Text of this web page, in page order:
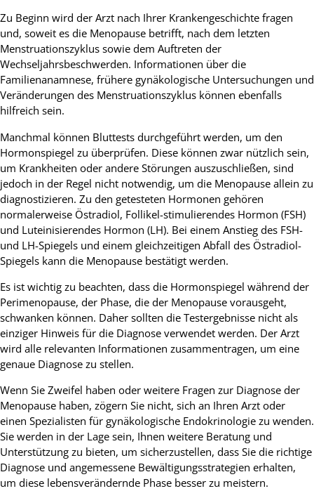
Zu Beginn wird der Arzt nach Ihrer Krankengeschichte fragen
und, soweit es die Menopause betrifft, nach dem letzten
Menstruationszyklus sowie dem Auftreten der
Wechseljahrsbeschwerden. Informationen über die
Familienanamnese, frühere gynäkologische Untersuchungen und
Veränderungen des Menstruationszyklus können ebenfalls
hilfreich sein.
Manchmal können Bluttests durchgeführt werden, um den
Hormonspiegel zu überprüfen. Diese können zwar nützlich sein,
um Krankheiten oder andere Störungen auszuschließen, sind
jedoch in der Regel nicht notwendig, um die Menopause allein zu
diagnostizieren. Zu den getesteten Hormonen gehören
normalerweise Östradiol, Follikel-stimulierendes Hormon (FSH)
und Luteinisierendes Hormon (LH). Bei einem Anstieg des FSH-
und LH-Spiegels und einem gleichzeitigen Abfall des Östradiol-
Spiegels kann die Menopause bestätigt werden.
Es ist wichtig zu beachten, dass die Hormonspiegel während der
Perimenopause, der Phase, die der Menopause vorausgeht,
schwanken können. Daher sollten die Testergebnisse nicht als
einziger Hinweis für die Diagnose verwendet werden. Der Arzt
wird alle relevanten Informationen zusammentragen, um eine
genaue Diagnose zu stellen.
Wenn Sie Zweifel haben oder weitere Fragen zur Diagnose der
Menopause haben, zögern Sie nicht, sich an Ihren Arzt oder
einen Spezialisten für gynäkologische Endokrinologie zu wenden.
Sie werden in der Lage sein, Ihnen weitere Beratung und
Unterstützung zu bieten, um sicherzustellen, dass Sie die richtige
Diagnose und angemessene Bewältigungsstrategien erhalten,
um diese lebensverändernde Phase besser zu meistern.